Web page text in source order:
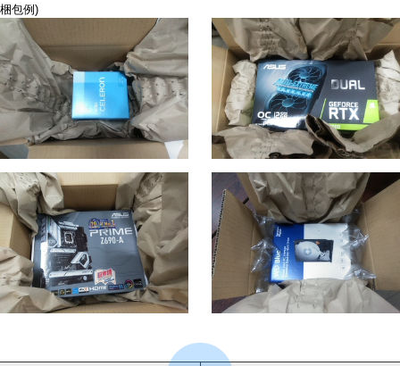
梱包例)